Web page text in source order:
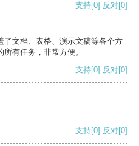
支持[0] 反对[0]
了文档、表格、演示文稿等各个方
有任务，非常方便。
支持[0] 反对[0]
支持[0] 反对[0]